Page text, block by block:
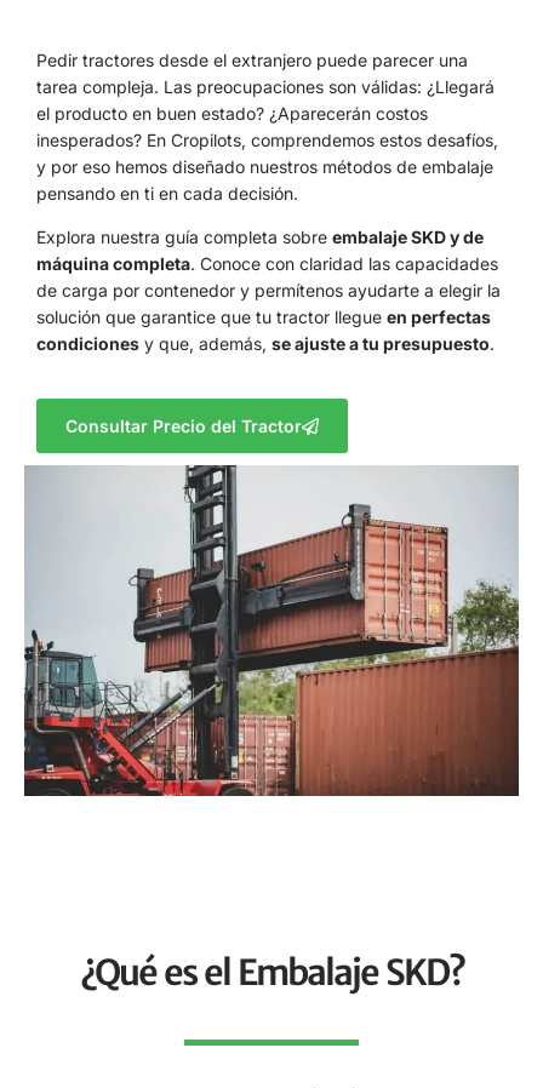
Pedir tractores desde el extranjero puede parecer una
tarea compleja. Las preocupaciones son válidas: ¿Llegará
el producto en buen estado? ¿Aparecerán costos
inesperados? En Cropilots, comprendemos estos desafíos,
y por eso hemos diseñado nuestros métodos de embalaje
pensando en ti en cada decisión.
Explora nuestra guía completa sobre embalaje SKD y de
máquina completa. Conoce con claridad las capacidades
de carga por contenedor y permítenos ayudarte a elegir la
solución que garantice que tu tractor llegue en perfectas
condiciones y que, además, se ajuste a tu presupuesto.
Consultar Precio del Tractor
¿Qué es el Embalaje SKD?